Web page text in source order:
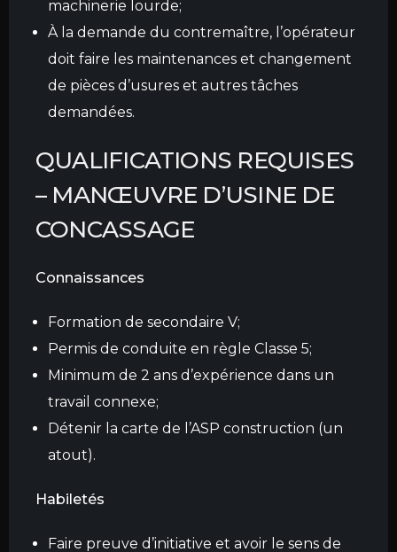
machinerie lourde;
À la demande du contremaître, l’opérateur
doit faire les maintenances et changement
de pièces d’usures et autres tâches
demandées.
QUALIFICATIONS REQUISES
– MANŒUVRE D’USINE DE
CONCASSAGE
Connaissances
Formation de secondaire V;
Permis de conduite en règle Classe 5;
Minimum de 2 ans d’expérience dans un
travail connexe;
Détenir la carte de l’ASP construction (un
atout).
Habiletés
Faire preuve d’initiative et avoir le sens de